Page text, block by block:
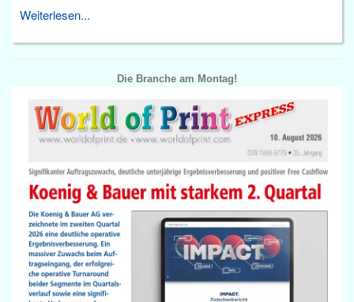
Weiterlesen...
Die Branche am Montag!